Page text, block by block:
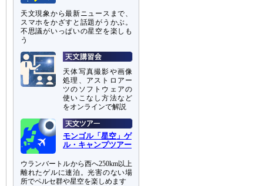
天文現象から最新ニュースまで、
スマホをかざすと話題がうかぶ。
不思議がいっぱいの星空を楽しも
う
天体写真撮影や画像
処理、アストロアー
ツのソフトウェアの
使いこなし方法など
をオンラインで解説
モンゴル「星空」ゲ
ル・キャンプツアー
ウランバートルから西へ250km以上
離れたゲルに連泊。光害のない場
所でペルセ群や星空を楽しめます